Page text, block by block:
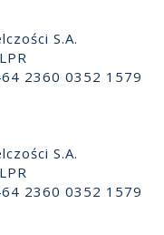
S.A.
2360 0352 1579
S.A.
2360 0352 1579